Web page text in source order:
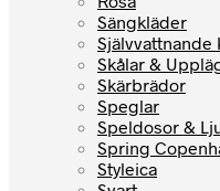
Sängkläder
Skålar &
Skärbrädor
Speglar
Speldosor &
Spring
Styleica